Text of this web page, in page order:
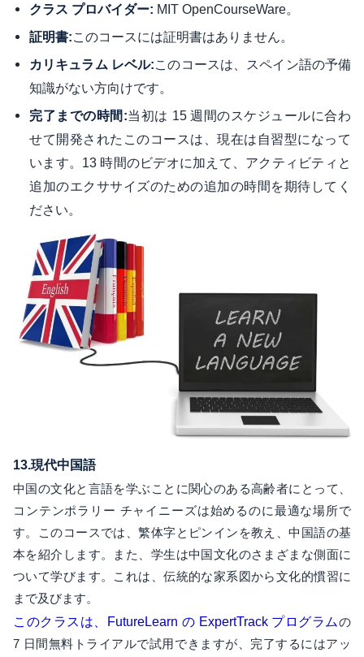
クラス プロバイダー: MIT OpenCourseWare。
証明書:このコースには証明書はありません。
カリキュラム レベル:このコースは、スペイン語の予備
知識がない方向けです。
完了までの時間:当初は 15 週間のスケジュールに合わ
せて開発されたこのコースは、現在は自習型になって
います。13 時間のビデオに加えて、アクティビティと
追加のエクササイズのための追加の時間を期待してく
ださい。
13.現代中国語
中国の文化と言語を学ぶことに関心のある高齢者にとって、
コンテンポラリー チャイニーズは始めるのに最適な場所で
す。このコースでは、繁体字とピンインを教え、中国語の基
本を紹介します。また、学生は中国文化のさまざまな側面に
ついて学びます。これは、伝統的な家系図から文化的慣習に
まで及びます。
このクラスは、FutureLearn の ExpertTrack プログラムの
7 日間無料トライアルで試用できますが、完了するにはアッ